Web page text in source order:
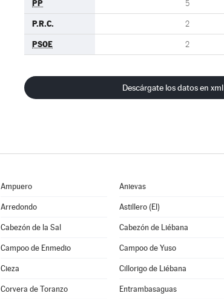
PP 5
P.R.C. 2
PSOE 2
Descárgate los datos en xml
Ampuero Anievas
Arredondo Astillero (El)
Cabezón de la Sal Cabezón de Liébana
Campoo de Enmedio Campoo de Yuso
Cieza Cillorigo de Liébana
Corvera de Toranzo Entrambasaguas